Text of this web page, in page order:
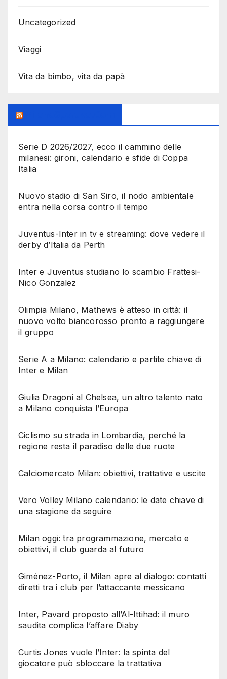
Uncategorized
Viaggi
Vita da bimbo, vita da papà
Serie D 2026/2027, ecco il cammino delle
milanesi: gironi, calendario e sfide di Coppa
Italia
Nuovo stadio di San Siro, il nodo ambientale
entra nella corsa contro il tempo
Juventus-Inter in tv e streaming: dove vedere il
derby d’Italia da Perth
Inter e Juventus studiano lo scambio Frattesi-
Nico Gonzalez
Olimpia Milano, Mathews è atteso in città: il
nuovo volto biancorosso pronto a raggiungere
il gruppo
Serie A a Milano: calendario e partite chiave di
Inter e Milan
Giulia Dragoni al Chelsea, un altro talento nato
a Milano conquista l’Europa
Ciclismo su strada in Lombardia, perché la
regione resta il paradiso delle due ruote
Calciomercato Milan: obiettivi, trattative e uscite
Vero Volley Milano calendario: le date chiave di
una stagione da seguire
Milan oggi: tra programmazione, mercato e
obiettivi, il club guarda al futuro
Giménez-Porto, il Milan apre al dialogo: contatti
diretti tra i club per l’attaccante messicano
Inter, Pavard proposto all’Al-Ittihad: il muro
saudita complica l’affare Diaby
Curtis Jones vuole l’Inter: la spinta del
giocatore può sbloccare la trattativa